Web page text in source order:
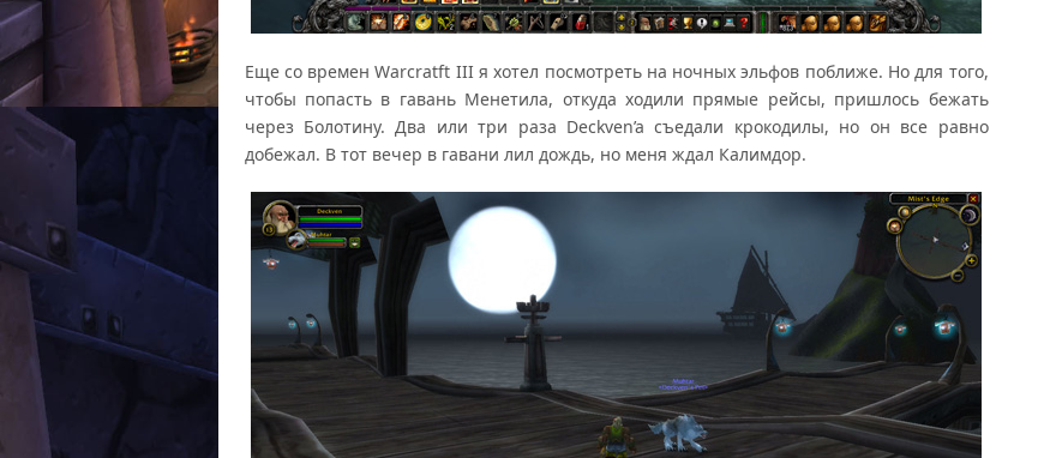
Еще со времен Warcratft III я хотел посмотреть на ночных эльфов поближе. Но для того,
чтобы попасть в гавань Менетила, откуда ходили прямые рейсы, пришлось бежать
через Болотину. Два или три раза Deckven’a съедали крокодилы, но он все равно
добежал. В тот вечер в гавани лил дождь, но меня ждал Калимдор.